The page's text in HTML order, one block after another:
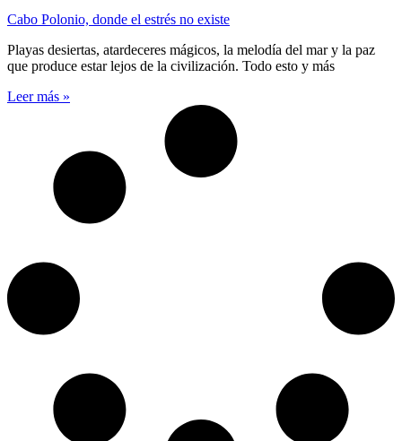
Cabo Polonio, donde el estrés no existe
Playas desiertas, atardeceres mágicos, la melodía del mar y la paz
que produce estar lejos de la civilización. Todo esto y más
Leer más »